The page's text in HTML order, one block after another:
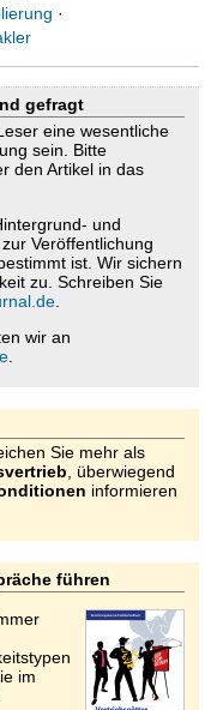
·
gefragt
eine wesentliche
sein. Bitte
den Artikel in das
und
Veröffentlichung
ist. Wir sichern
zu. Schreiben Sie
wir an
Sie mehr als
, überwiegend
informieren
führen
im